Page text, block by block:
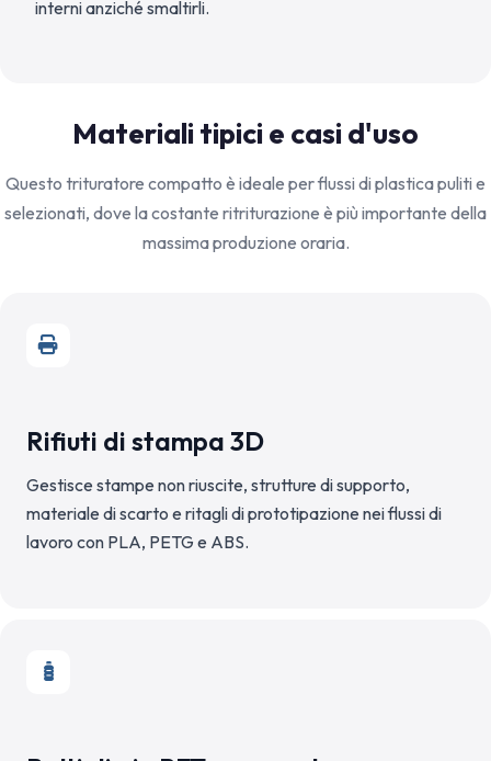
interni anziché smaltirli.
Materiali tipici e casi d'uso
Questo trituratore compatto è ideale per flussi di plastica puliti e
selezionati, dove la costante ritriturazione è più importante della
massima produzione oraria.
Rifiuti di stampa 3D
Gestisce stampe non riuscite, strutture di supporto,
materiale di scarto e ritagli di prototipazione nei flussi di
lavoro con PLA, PETG e ABS.